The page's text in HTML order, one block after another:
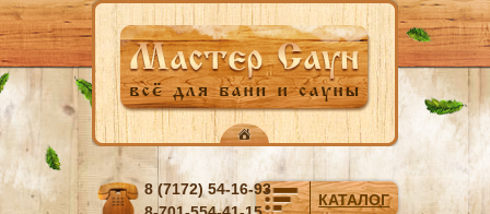
Перейти к основному содержанию
КАТАЛОГ
8 (7172) 54-16-93